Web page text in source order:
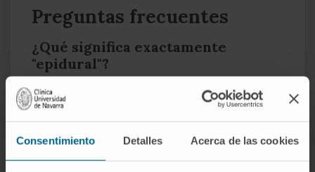
Consentimiento Detalles Acerca de las cookies
Preguntas frecuentes
¿Qué significa exactamente
"epidural"?
Del griego ἐπί ( ), "sobre", y del latíndura
(pordura mater
, la meninge más externa).